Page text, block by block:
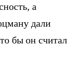
а
дали
бы он считал